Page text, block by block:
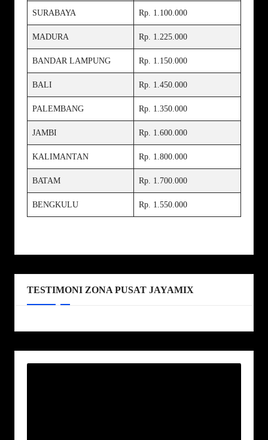
SURABAYA Rp. 1.100.000
MADURA Rp. 1.225.000
BANDAR LAMPUNG Rp. 1.150.000
BALI Rp. 1.450.000
PALEMBANG Rp. 1.350.000
JAMBI Rp. 1.600.000
KALIMANTAN Rp. 1.800.000
BATAM Rp. 1.700.000
BENGKULU Rp. 1.550.000
TESTIMONI ZONA PUSAT JAYAMIX